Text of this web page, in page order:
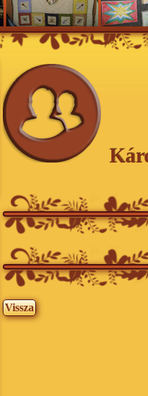
Vissza